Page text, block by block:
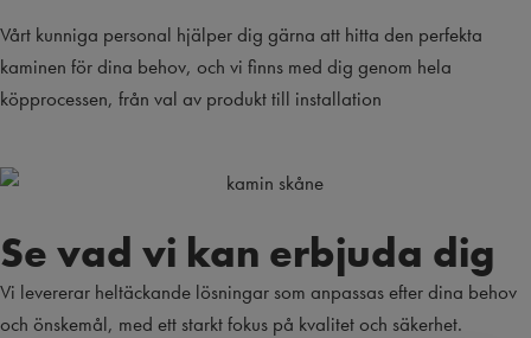
Vårt kunniga personal hjälper dig gärna att hitta den perfekta
kaminen för dina behov, och vi finns med dig genom hela
köpprocessen, från val av produkt till installation
Se vad vi kan erbjuda dig
Vi levererar heltäckande lösningar som anpassas efter dina behov
och önskemål, med ett starkt fokus på kvalitet och säkerhet.